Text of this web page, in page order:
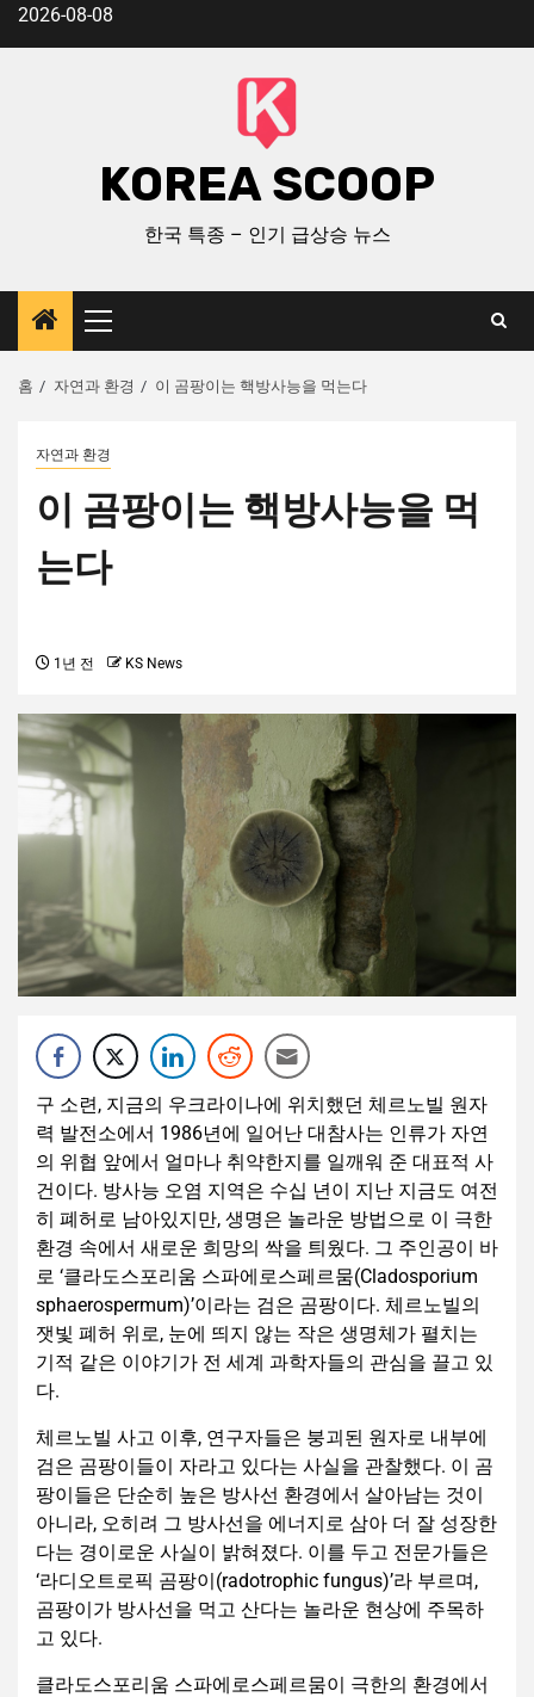
2026-08-08
KOREA SCOOP
한국 특종 – 인기 급상승 뉴스
홈 자연과 환경 이 곰팡이는 핵방사능을 먹는다
자연과 환경
이 곰팡이는 핵방사능을 먹
는다
1년 전 KS News
구 소련, 지금의 우크라이나에 위치했던 체르노빌 원자
력 발전소에서 1986년에 일어난 대참사는 인류가 자연
의 위협 앞에서 얼마나 취약한지를 일깨워 준 대표적 사
건이다. 방사능 오염 지역은 수십 년이 지난 지금도 여전
히 폐허로 남아있지만, 생명은 놀라운 방법으로 이 극한
환경 속에서 새로운 희망의 싹을 틔웠다. 그 주인공이 바
로 ‘클라도스포리움 스파에로스페르뭄(Cladosporium
sphaerospermum)’이라는 검은 곰팡이다. 체르노빌의
잿빛 폐허 위로, 눈에 띄지 않는 작은 생명체가 펼치는
기적 같은 이야기가 전 세계 과학자들의 관심을 끌고 있
다.
체르노빌 사고 이후, 연구자들은 붕괴된 원자로 내부에
검은 곰팡이들이 자라고 있다는 사실을 관찰했다. 이 곰
팡이들은 단순히 높은 방사선 환경에서 살아남는 것이
아니라, 오히려 그 방사선을 에너지로 삼아 더 잘 성장한
다는 경이로운 사실이 밝혀졌다. 이를 두고 전문가들은
‘라디오트로픽 곰팡이(radotrophic fungus)’라 부르며,
곰팡이가 방사선을 먹고 산다는 놀라운 현상에 주목하
고 있다.
클라도스포리움 스파에로스페르뭄이 극한의 환경에서